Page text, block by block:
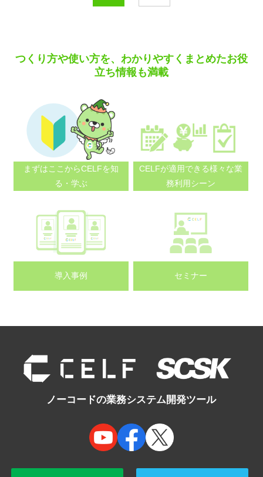
つくり方や使い方を、わかりやすくまとめたお役
立ち情報も満載
まずはここからCELFを知
る・学ぶ
CELFが適用できる様々な業
務利用シーン
導入事例 セミナー
ノーコードの業務システム開発ツール